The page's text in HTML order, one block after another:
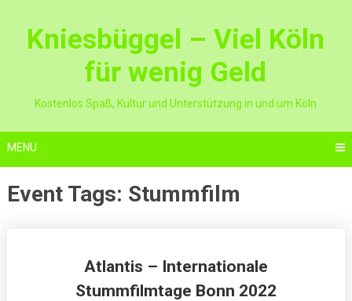
contentKniesbüggel – Viel Köln
für wenig Geld
Kostenlos Spaß, Kultur und Unterstützung in und um Köln
MENU
Event Tags: Stummfilm
Atlantis – Internationale
Stummfilmtage Bonn 2022
navigation